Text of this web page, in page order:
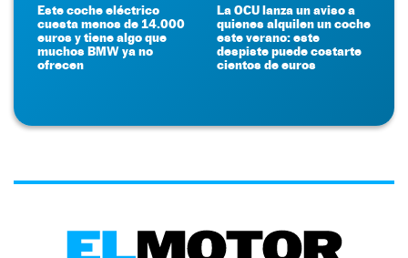
Este coche eléctrico
cuesta menos de 14.000
euros y tiene algo que
muchos BMW ya no
ofrecen
La OCU lanza un aviso a
quienes alquilen un coche
este verano: este
despiste puede costarte
cientos de euros